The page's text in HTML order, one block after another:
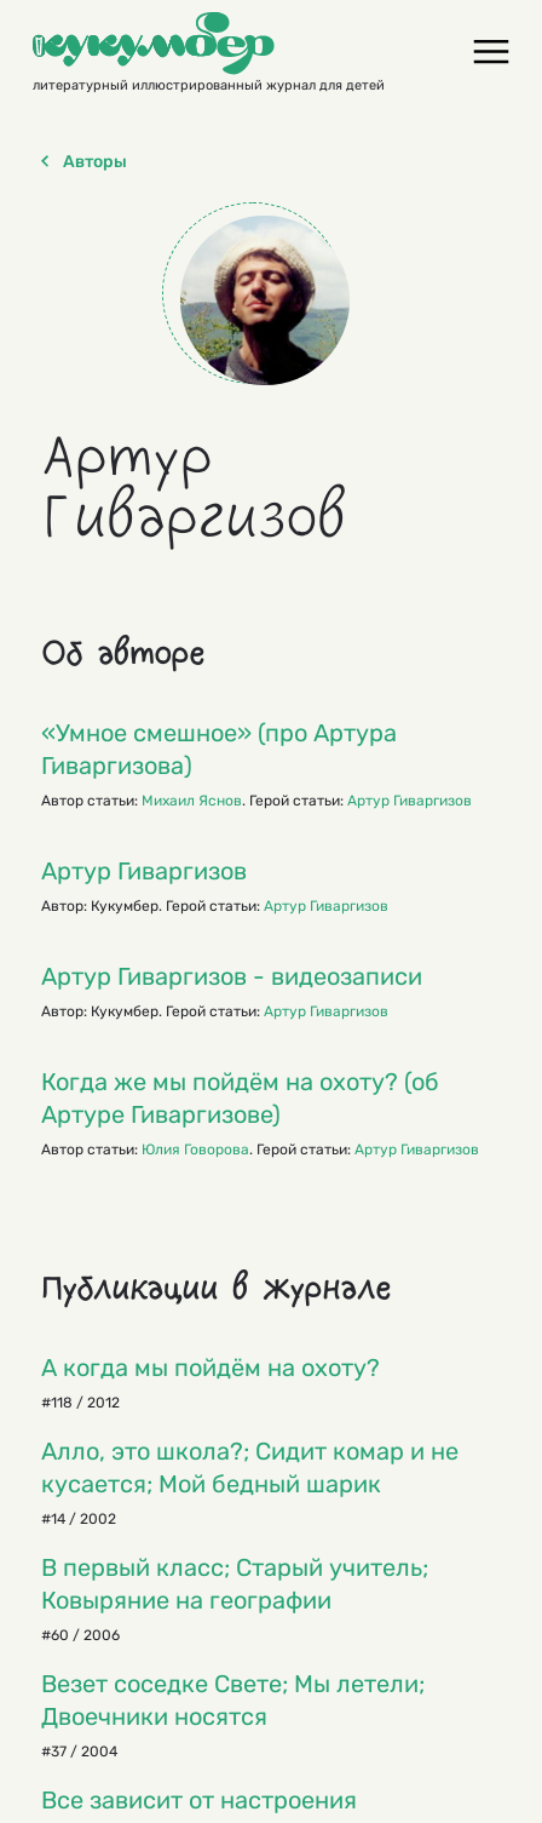
contentлитературный иллюстрированный журнал для детей
Авторы
Артур
Гиваргизов
Об авторе
«Умное смешное» (про Артура
Гиваргизова)
Автор статьи: Михаил Яснов. Герой статьи: Артур Гиваргизов
Артур Гиваргизов
Автор: Кукумбер. Герой статьи: Артур Гиваргизов
Артур Гиваргизов - видеозаписи
Автор: Кукумбер. Герой статьи: Артур Гиваргизов
Когда же мы пойдём на охоту? (об
Артуре Гиваргизове)
Автор статьи: Юлия Говорова. Герой статьи: Артур Гиваргизов
Публикации в журнале
А когда мы пойдём на охоту?
#118 / 2012
Алло, это школа?; Сидит комар и не
кусается; Мой бедный шарик
#14 / 2002
В первый класс; Старый учитель;
Ковыряние на географии
#60 / 2006
Везет соседке Свете; Мы летели;
Двоечники носятся
#37 / 2004
Все зависит от настроения